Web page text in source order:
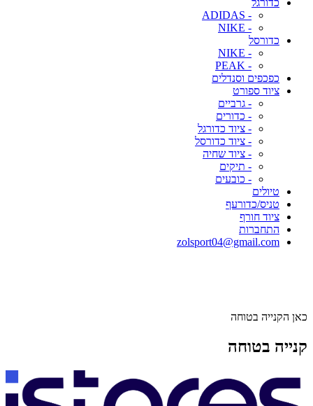
כדורגל
- ADIDAS
- NIKE
כדורסל
- NIKE
- PEAK
כפכפים וסנדלים
ציוד ספורט
- גרביים
- כדורים
- ציוד כדורגל
- ציוד כדורסל
- ציוד שחיה
- תיקים
- כובעים
טיולים
טניס/כדורעף
ציוד חורף
התחברות
zolsport04@gmail.com
כאן הקנייה בטוחה
קנייה בטוחה